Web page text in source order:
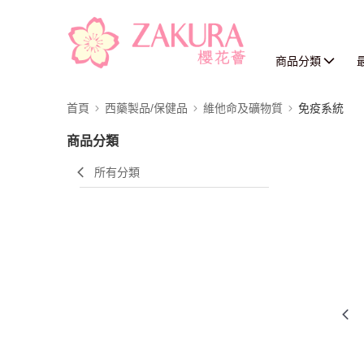
商品分類
首頁 西藥製品/保健品 維他命及礦物質 免疫系統
商品分類
所有分類